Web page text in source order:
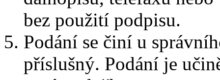
bez použití podpisu.
Podání se činí u
příslušný. Podání je